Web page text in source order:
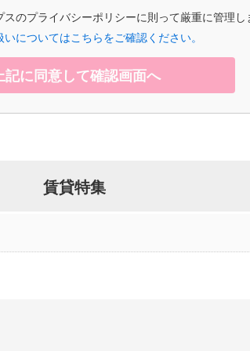
のプライバシーポリシーに則って厳重に管理し
についてはこちらをご確認ください。
記に同意して確認画面へ
賃貸特集